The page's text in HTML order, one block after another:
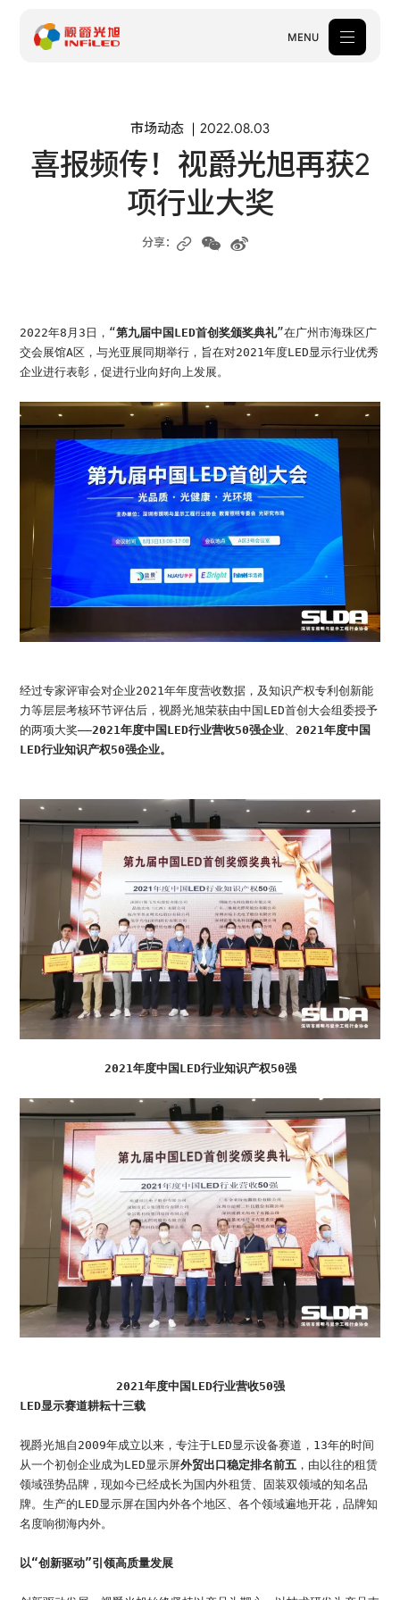
MENU
解决方案
体验中心
加入我们
联系我们
语言版本
CN ES
市场动态 2022.08.03
喜报频传！视爵光旭再获2
项行业大奖
分享：
2022年8月3日，“第九届中国LED首创奖颁奖典礼”在广州市海珠区广
交会展馆A区，与光亚展同期举行，旨在对2021年度LED显示行业优秀
企业进行表彰，促进行业向好向上发展。
经过专家评审会对企业2021年年度营收数据，及知识产权专利创新能
力等层层考核环节评估后，视爵光旭荣获由中国LED首创大会组委授予
的两项大奖——2021年度中国LED行业营收50强企业
2021年度中国
LED行业知识产权50强企业。
2021年度中国LED行业知识产权50强
2021年度中国LED行业营收50强
LED显示赛道耕耘十三载
视爵光旭自2009年成立以来，专注于LED显示设备赛道，13年的时间
从一个初创企业成为LED显示屏外贸出口稳定排名前五 ，由以往的租赁
领域强势品牌，现如今已经成长为国内外租赁、固装双领域的知名品
牌。生产的LED显示屏在国内外各个地区、各个领域遍地开花，品牌知
名度响彻海内外。
以“创新驱动”引领高质量发展